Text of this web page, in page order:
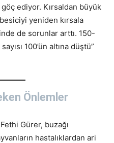
göç ediyor. Kırsaldan büyük
yeniden kırsala
de sorunlar arttı. 150-
100’ün altına düştü”
Önlemler
Gürer, buzağı
hastalıklardan ari